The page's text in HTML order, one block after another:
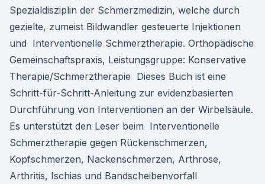
Spezialdisziplin der Schmerzmedizin, welche durch
gezielte, zumeist Bildwandler gesteuerte Injektionen
und Interventionelle Schmerztherapie. Orthopädische
Gemeinschaftspraxis, Leistungsgruppe: Konservative
Therapie/Schmerztherapie Dieses Buch ist eine
Schritt-für-Schritt-Anleitung zur evidenzbasierten
Durchführung von Interventionen an der Wirbelsäule.
Es unterstützt den Leser beim Interventionelle
Schmerztherapie gegen Rückenschmerzen,
Kopfschmerzen, Nackenschmerzen, Arthrose,
Arthritis, Ischias und Bandscheibenvorfall